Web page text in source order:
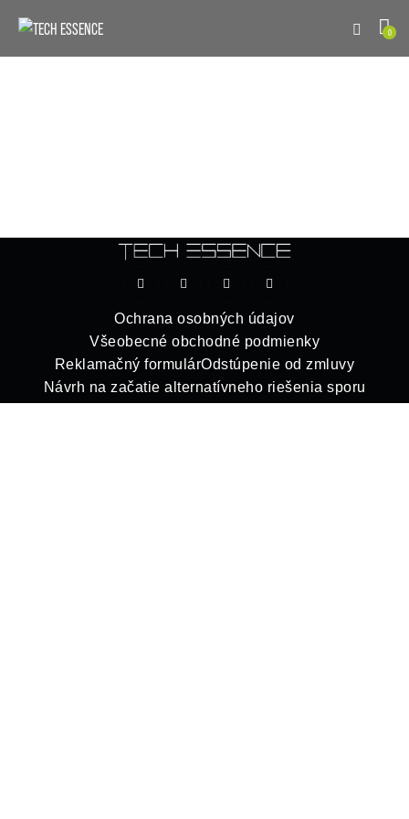
0
Ochrana osobných údajov
Všeobecné obchodné podmienky
Reklamačný formulárOdstúpenie od zmluvy
Návrh na začatie alternatívneho riešenia sporu